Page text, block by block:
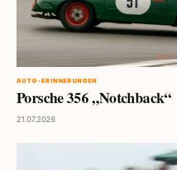
AUTO-ERINNERUNGEN
Porsche 356 „Notchback“
21.07.2026